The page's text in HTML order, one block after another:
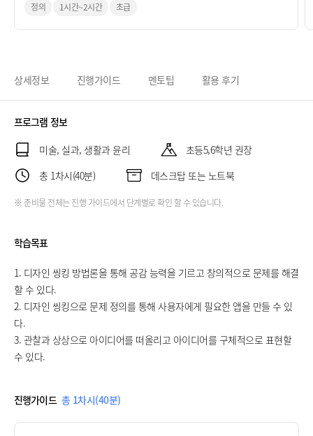
정의 1시간~2시간 초급
상세정보 진행가이드 멘토팁 활용 후기
프로그램 정보
미술, 실과, 생활과 윤리
초등5,6학년 권장
총 1차시(40분)
데스크탑 또는 노트북
※ 준비물 전체는 진행 가이드에서 단계별로 확인 할 수 있습니다.
학습목표
1. 디자인 씽킹 방법론을 통해 공감 능력을 기르고 창의적으로 문제를 해결
할 수 있다.
2. 디자인 씽킹으로 문제 정의를 통해 사용자에게 필요한 앱을 만들 수 있
다.
3. 관찰과 상상으로 아이디어를 떠올리고 아이디어를 구체적으로 표현할
수 있다.
진행가이드 총 1차시(40분)